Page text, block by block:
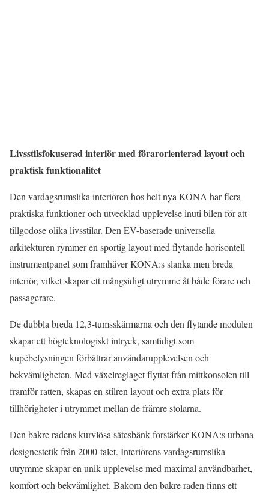
Livsstilsfokuserad interiör med förarorienterad layout och
praktisk funktionalitet
Den vardagsrumslika interiören hos helt nya KONA har flera
praktiska funktioner och utvecklad upplevelse inuti bilen för att
tillgodose olika livsstilar. Den EV-baserade universella
arkitekturen rymmer en sportig layout med flytande horisontell
instrumentpanel som framhäver KONA:s slanka men breda
interiör, vilket skapar ett mångsidigt utrymme åt både förare och
passagerare.
De dubbla breda 12,3-tumsskärmarna och den flytande modulen
skapar ett högteknologiskt intryck, samtidigt som
kupébelysningen förbättrar användarupplevelsen och
bekvämligheten. Med växelreglaget flyttat från mittkonsolen till
framför ratten, skapas en stilren layout och extra plats för
tillhörigheter i utrymmet mellan de främre stolarna.
Den bakre radens kurvlösa sätesbänk förstärker KONA:s urbana
designestetik från 2000-talet. Interiörens vardagsrumslika
utrymme skapar en unik upplevelse med maximal användbarhet,
komfort och bekvämlighet. Bakom den bakre raden finns ett